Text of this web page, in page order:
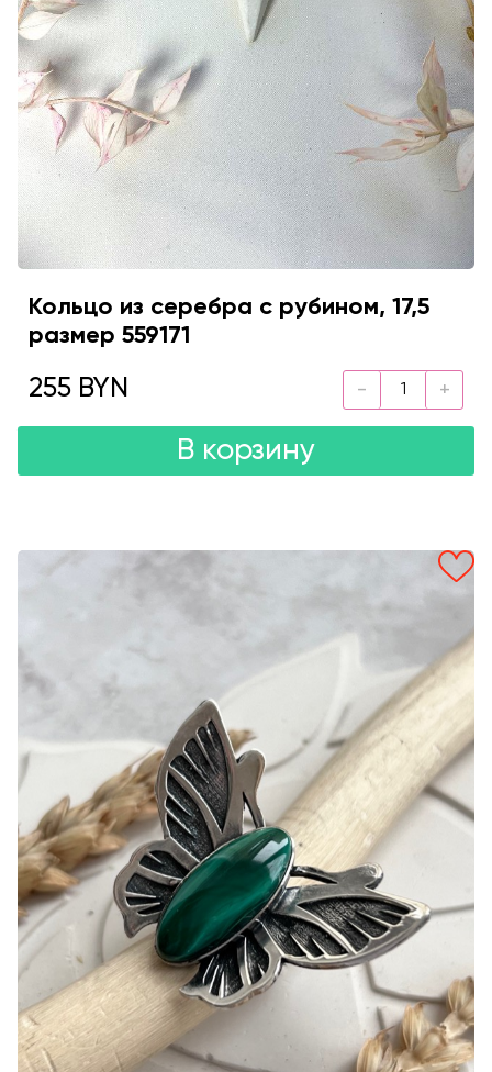
Кольцо из серебра с рубином, 17,5
размер 559171
255 BYN
В корзину